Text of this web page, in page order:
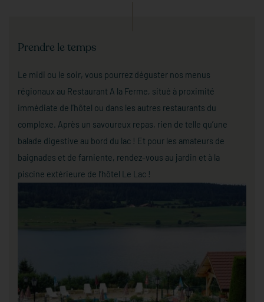
Prendre le temps
Le midi ou le soir, vous pourrez déguster nos menus
régionaux au Restaurant A la Ferme, situé à proximité
immédiate de l’hôtel ou dans les autres restaurants du
complexe. Après un savoureux repas, rien de telle qu’une
balade digestive au bord du lac ! Et pour les amateurs de
baignades et de farniente, rendez-vous au jardin et à la
piscine extérieure de l’hôtel Le Lac !